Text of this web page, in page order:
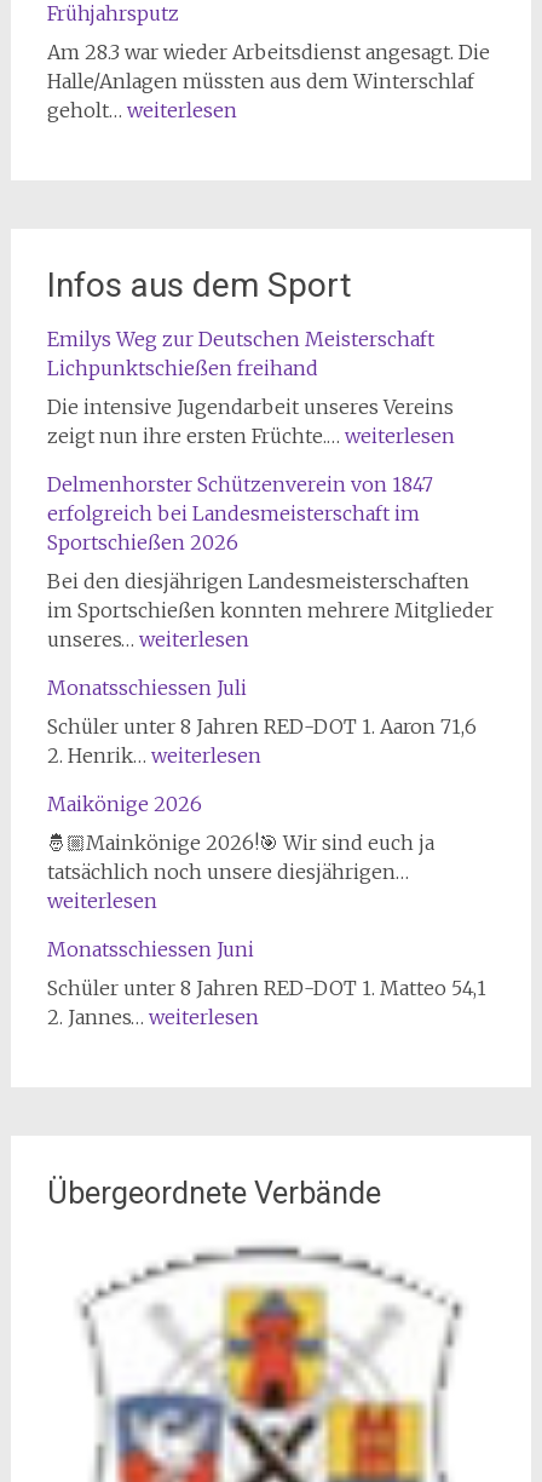
Frühjahrsputz
Am 28.3 war wieder Arbeitsdienst angesagt. Die
Halle/Anlagen müssten aus dem Winterschlaf
geholt… Frühjahrsputz
weiterlesen
Infos aus dem Sport
Emilys Weg zur Deutschen Meisterschaft
Lichpunktschießen freihand
Die intensive Jugendarbeit unseres Vereins
zeigt nun ihre ersten Früchte.… Emilys
zur
Deutschen
Lichpunktschießen
freihand
weiterlesen
Delmenhorster Schützenverein von 1847
erfolgreich bei Landesmeisterschaft im
Sportschießen 2026
Bei den diesjährigen Landesmeisterschaften
im Sportschießen konnten mehrere Mitglieder
unseres… Delmenhorster
von
1847
erfolgreich
Landesmeisterschaft
im
Sportschießen
2026
weiterlesen
Monatsschiessen Juli
Schüler unter 8 Jahren RED-DOT 1. Aaron 71,6
2. Henrik… Monatsschiessen
weiterlesen
Maikönige 2026
🤴🏼Mainkönige 2026!🎯 Wir sind euch ja
tatsächlich noch unsere diesjährigen…
weiterlesen
Monatsschiessen Juni
Schüler unter 8 Jahren RED-DOT 1. Matteo 54,1
2. Jannes… Monatsschiessen
weiterlesen
Übergeordnete Verbände